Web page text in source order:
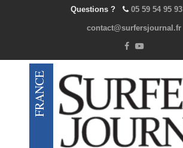
Questions ? 05 59 54 95 93
contact@surfersjournal.fr